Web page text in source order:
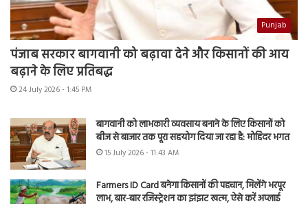
Punjab
पंजाब सरकार बागवानी को बढ़ावा देने और किसानों की आय
बढ़ाने के लिए प्रतिबद्ध
24 July 2026 - 1:45 PM
बागवानी को लाभकारी व्यवसाय बनाने के लिए किसानों को
बीज से बाजार तक पूरा सहयोग दिया जा रहा है: मोहिंदर भगत
15 July 2026 - 11:43 AM
Farmers ID Card बनेगा किसानों की पहचान, मिलेंगे भरपूर
लाभ, बार-बार रजिस्ट्रेशन का झंझट खत्म, ऐसे करें अप्लाई